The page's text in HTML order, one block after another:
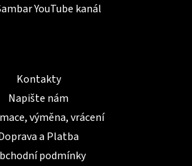
YouTube kanál
Kontakty
Napište nám
výměna, vrácení
a Platba
podmínky